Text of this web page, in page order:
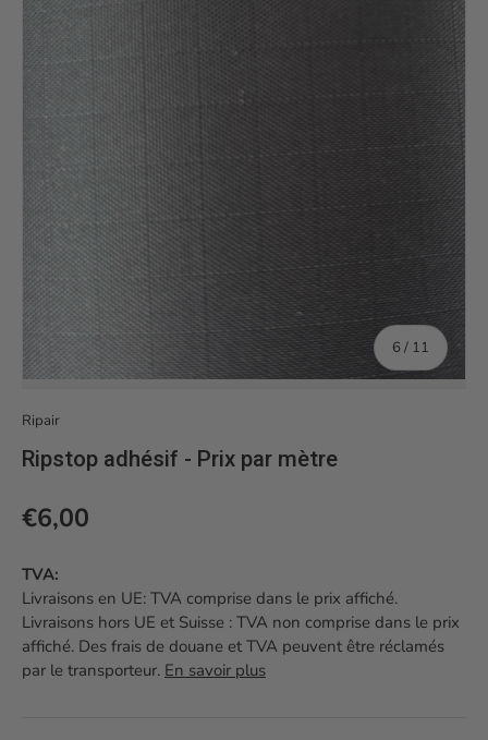
6 / de
11
Ripair
Ripstop adhésif - Prix par mètre
Prix habituel
€6,00
TVA:
Livraisons en UE: TVA comprise dans le prix affiché.
Livraisons hors UE et Suisse : TVA non comprise dans le prix
affiché. Des frais de douane et TVA peuvent être réclamés
par le transporteur. En savoir plus